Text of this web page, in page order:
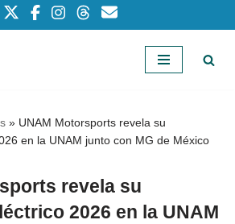
» UNAM Motorsports revela su
en la UNAM junto con MG de México
revela su
2026 en la UNAM